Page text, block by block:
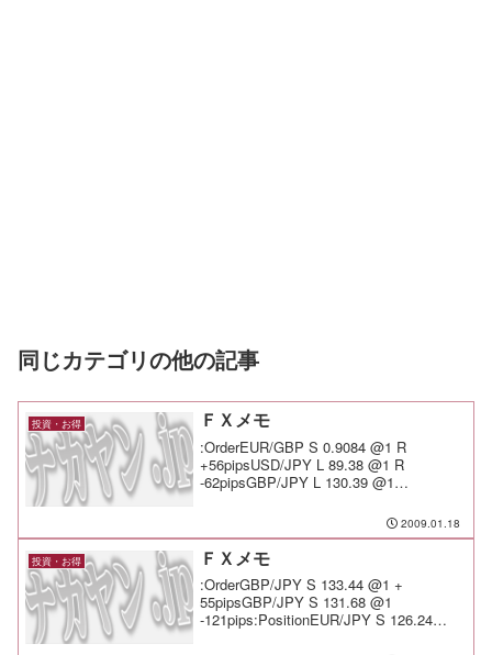
同じカテゴリの他の記事
投資・お得 ＦＸメモ
:OrderEUR/GBP S 0.9084 @1 R
+56pipsUSD/JPY L 89.38 @1 R
-62pipsGBP/JPY L 130.39 @1
2009.01.18
投資・お得 ＦＸメモ
:OrderGBP/JPY S 133.44 @1 +
55pipsGBP/JPY S 131.68 @1
-121pips:PositionEUR/JPY S 126.24